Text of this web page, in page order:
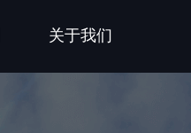
关于我们